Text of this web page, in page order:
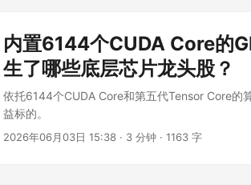
内置6144个CUDA Core的
生了哪些底层芯片龙头股？
依托6144个CUDA Core和第五代Tensor Core的
益标的。
2026年06月03日 15:38 · 3 分钟 · 1163 字